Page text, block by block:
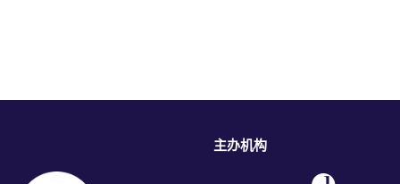
本人同意收取香港设计中心的资讯、优惠及最
主办机构